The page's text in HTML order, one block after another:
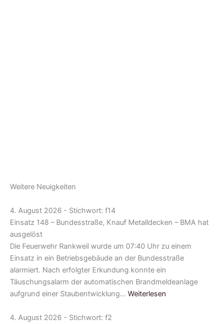
Weitere Neuigkeiten
4. August 2026 - Stichwort: f14
Einsatz 148 – Bundesstraße, Knauf Metalldecken – BMA hat
ausgelöst
Die Feuerwehr Rankweil wurde um 07:40 Uhr zu einem
Einsatz in ein Betriebsgebäude an der Bundesstraße
alarmiert. Nach erfolgter Erkundung konnte ein
Täuschungsalarm der automatischen Brandmeldeanlage
aufgrund einer Staubentwicklung… Weiterlesen
4. August 2026 - Stichwort: f2